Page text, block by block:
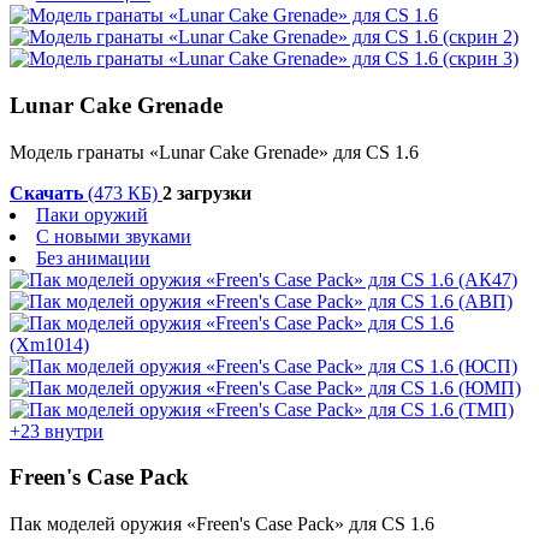
Lunar Cake Grenade
Модель гранаты «Lunar Cake Grenade» для CS 1.6
Скачать (473 КБ) 2 загрузки
Паки оружий
С новыми звуками
Без анимации
+23 внутри
Freen's Case Pack
Пак моделей оружия «Freen's Case Pack» для CS 1.6